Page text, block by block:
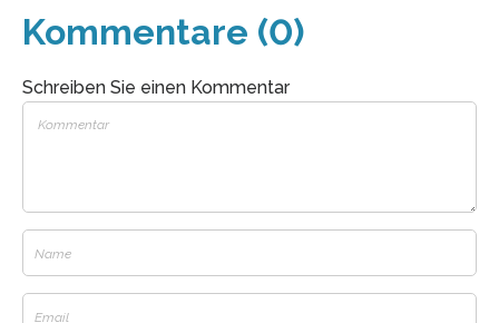
Kommentare (0)
Schreiben Sie einen Kommentar